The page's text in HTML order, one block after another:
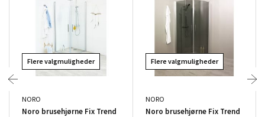
Flere valgmuligheder
NORO
Noro brusehjørne Fix Trend
Flere valgmuligheder
NORO
Noro brusehjørne Fix Trend